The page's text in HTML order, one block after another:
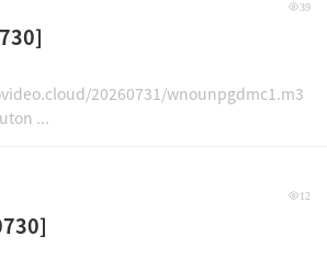
39
20260731/wnounpgdmc1.m3
...
12